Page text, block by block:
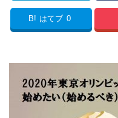
B! はてブ 0